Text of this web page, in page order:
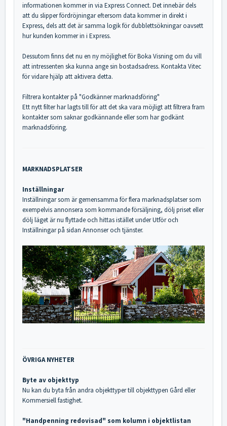
informationen kommer in via Express Connect. Det innebär dels
att du slipper fördröjningar eftersom data kommer in direkt i
Express, dels att det är samma logik för dubblettsökningar oavsett
hur kunden kommer in i Express.
Dessutom finns det nu en ny möjlighet för Boka Visning om du vill
att intressenten ska kunna ange sin bostadsadress. Kontakta Vitec
för vidare hjälp att aktivera detta.
Filtrera kontakter på "Godkänner marknadsföring"
Ett nytt filter har lagts till för att det ska vara möjligt att filtrera fram
kontakter som saknar godkännande eller som har godkänt
marknadsföring.
MARKNADSPLATSER
Inställningar
Inställningar som är gemensamma för flera marknadsplatser som
exempelvis annonsera som kommande försäljning, dölj priset eller
dölj läget är nu flyttade och hittas istället under Utför och
Inställningar på sidan Annonser och tjänster.
ÖVRIGA NYHETER
Byte av objekttyp
Nu kan du byta från andra objekttyper till objekttypen Gård eller
Kommersiell fastighet.
"Handpenning redovisad" som kolumn i objektlistan